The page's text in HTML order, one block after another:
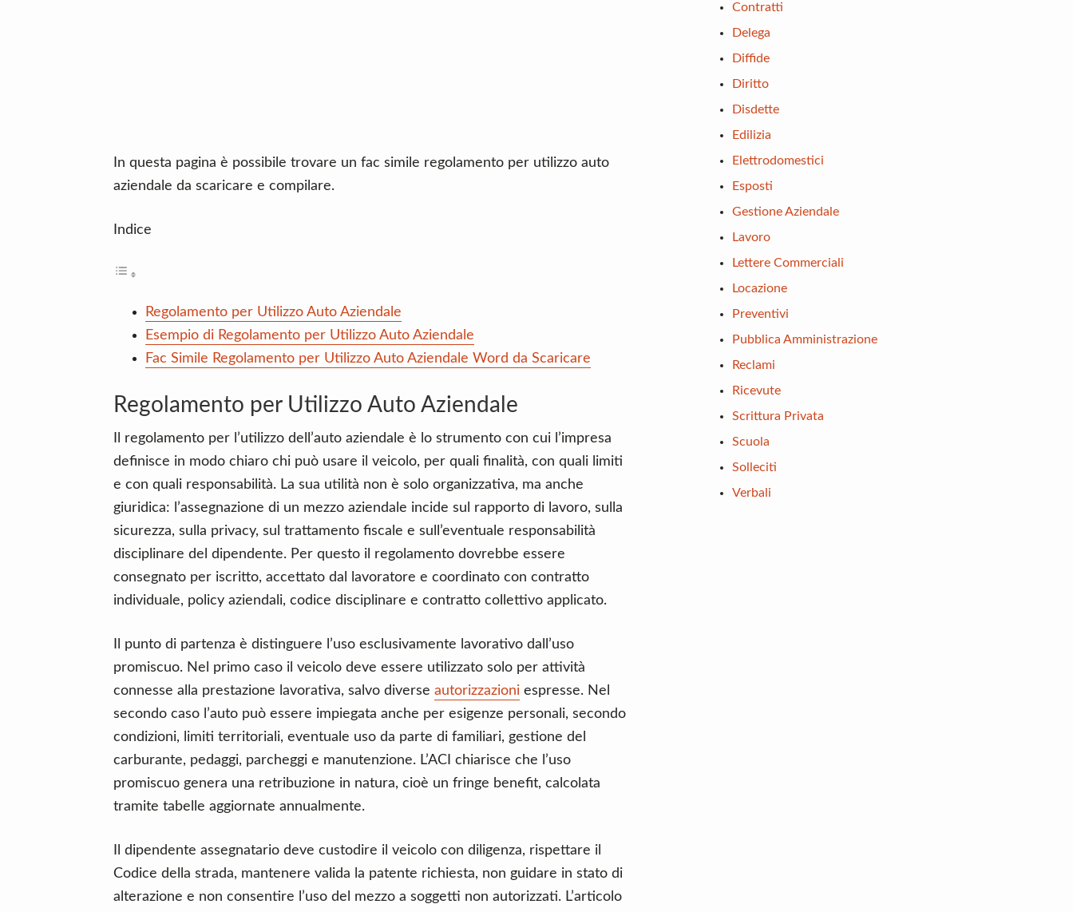
In questa pagina è possibile trovare un fac simile regolamento per utilizzo auto
aziendale da scaricare e compilare.
Indice
Regolamento per Utilizzo Auto Aziendale
Esempio di Regolamento per Utilizzo Auto Aziendale
Fac Simile Regolamento per Utilizzo Auto Aziendale Word da Scaricare
Regolamento per Utilizzo Auto Aziendale
Il regolamento per l’utilizzo dell’auto aziendale è lo strumento con cui l’impresa
definisce in modo chiaro chi può usare il veicolo, per quali finalità, con quali limiti
e con quali responsabilità. La sua utilità non è solo organizzativa, ma anche
giuridica: l’assegnazione di un mezzo aziendale incide sul rapporto di lavoro, sulla
sicurezza, sulla privacy, sul trattamento fiscale e sull’eventuale responsabilità
disciplinare del dipendente. Per questo il regolamento dovrebbe essere
consegnato per iscritto, accettato dal lavoratore e coordinato con contratto
individuale, policy aziendali, codice disciplinare e contratto collettivo applicato.
Il punto di partenza è distinguere l’uso esclusivamente lavorativo dall’uso
promiscuo. Nel primo caso il veicolo deve essere utilizzato solo per attività
connesse alla prestazione lavorativa, salvo diverse autorizzazioni espresse. Nel
secondo caso l’auto può essere impiegata anche per esigenze personali, secondo
condizioni, limiti territoriali, eventuale uso da parte di familiari, gestione del
carburante, pedaggi, parcheggi e manutenzione. L’ACI chiarisce che l’uso
promiscuo genera una retribuzione in natura, cioè un fringe benefit, calcolata
tramite tabelle aggiornate annualmente.
Il dipendente assegnatario deve custodire il veicolo con diligenza, rispettare il
Codice della strada, mantenere valida la patente richiesta, non guidare in stato di
alterazione e non consentire l’uso del mezzo a soggetti non autorizzati. L’articolo
Contratti
Delega
Diffide
Diritto
Disdette
Edilizia
Elettrodomestici
Esposti
Gestione Aziendale
Lavoro
Lettere Commerciali
Locazione
Preventivi
Pubblica Amministrazione
Reclami
Ricevute
Scrittura Privata
Scuola
Solleciti
Verbali